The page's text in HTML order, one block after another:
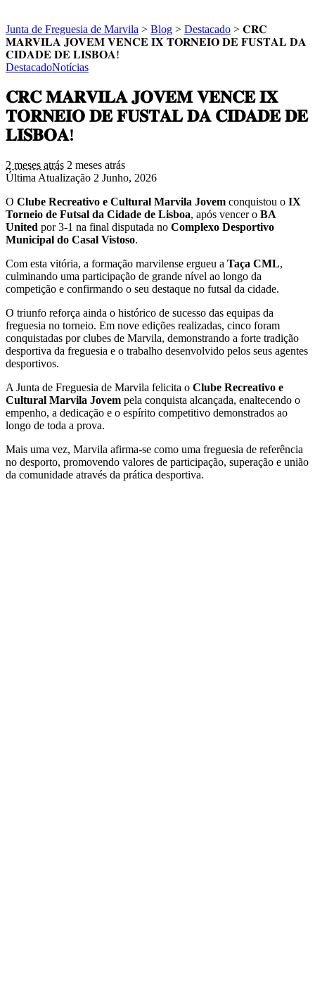
Junta de Freguesia de Marvila > Blog > Destacado > 𝐂𝐑𝐂
𝐌𝐀𝐑𝐕𝐈𝐋𝐀 𝐉𝐎𝐕𝐄𝐌 𝐕𝐄𝐍𝐂𝐄 𝐈𝐗 𝐓𝐎𝐑𝐍𝐄𝐈𝐎 𝐃𝐄 𝐅𝐔𝐒𝐓𝐀𝐋 𝐃𝐀
𝐂𝐈𝐃𝐀𝐃𝐄 𝐃𝐄 𝐋𝐈𝐒𝐁𝐎𝐀!
DestacadoNotícias
𝐂𝐑𝐂 𝐌𝐀𝐑𝐕𝐈𝐋𝐀 𝐉𝐎𝐕𝐄𝐌 𝐕𝐄𝐍𝐂𝐄 𝐈𝐗
𝐓𝐎𝐑𝐍𝐄𝐈𝐎 𝐃𝐄 𝐅𝐔𝐒𝐓𝐀𝐋 𝐃𝐀 𝐂𝐈𝐃𝐀𝐃𝐄 𝐃𝐄
𝐋𝐈𝐒𝐁𝐎𝐀!
2 meses atrás 2 meses atrás
Última Atualização 2 Junho, 2026
O Clube Recreativo e Cultural Marvila Jovem conquistou o IX
Torneio de Futsal da Cidade de Lisboa, após vencer o BA
United por 3-1 na final disputada no Complexo Desportivo
Municipal do Casal Vistoso.
Com esta vitória, a formação marvilense ergueu a Taça CML,
culminando uma participação de grande nível ao longo da
competição e confirmando o seu destaque no futsal da cidade.
O triunfo reforça ainda o histórico de sucesso das equipas da
freguesia no torneio. Em nove edições realizadas, cinco foram
conquistadas por clubes de Marvila, demonstrando a forte tradição
desportiva da freguesia e o trabalho desenvolvido pelos seus agentes
desportivos.
A Junta de Freguesia de Marvila felicita o Clube Recreativo e
Cultural Marvila Jovem pela conquista alcançada, enaltecendo o
empenho, a dedicação e o espírito competitivo demonstrados ao
longo de toda a prova.
Mais uma vez, Marvila afirma-se como uma freguesia de referência
no desporto, promovendo valores de participação, superação e união
da comunidade através da prática desportiva.